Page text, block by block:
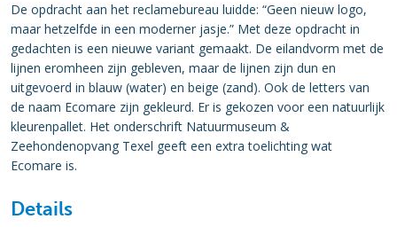
De opdracht aan het reclamebureau luidde: “Geen nieuw logo,
maar hetzelfde in een moderner jasje.” Met deze opdracht in
gedachten is een nieuwe variant gemaakt. De eilandvorm met de
lijnen eromheen zijn gebleven, maar de lijnen zijn dun en
uitgevoerd in blauw (water) en beige (zand). Ook de letters van
de naam Ecomare zijn gekleurd. Er is gekozen voor een natuurlijk
kleurenpallet. Het onderschrift Natuurmuseum &
Zeehondenopvang Texel geeft een extra toelichting wat
Ecomare is.
Details